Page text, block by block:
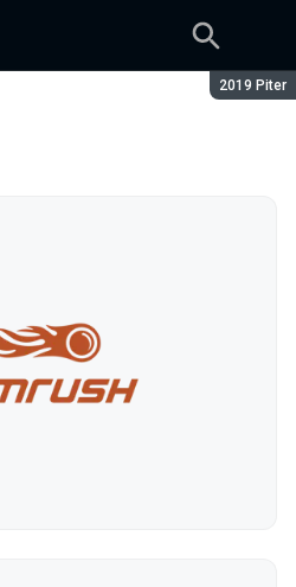
Сезон:
2019 Piter